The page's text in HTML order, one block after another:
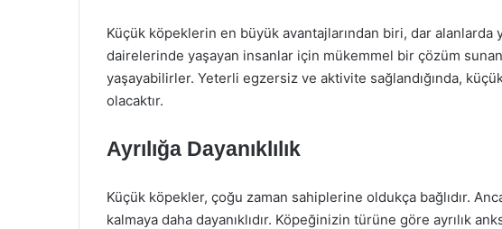
Küçük köpeklerin en büyük avantajlarından biri, dar alanlarda
dairelerinde yaşayan insanlar için mükemmel bir çözüm
yaşayabilirler. Yeterli egzersiz ve aktivite sağlandığında,
olacaktır.
Ayrılığa Dayanıklılık
Küçük köpekler, çoğu zaman sahiplerine oldukça bağlıdır.
kalmaya daha dayanıklıdır. Köpeğinizin türüne göre ayrılık